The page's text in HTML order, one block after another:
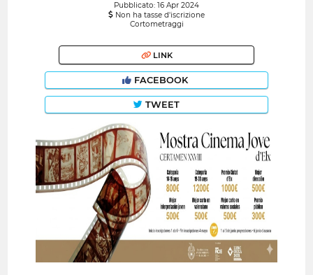
Pubblicato: 16 Apr 2024
Non ha tasse d'iscrizione
Cortometraggi
LINK
FACEBOOK
TWEET